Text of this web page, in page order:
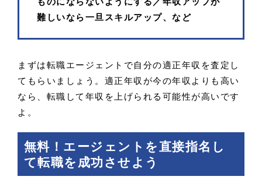
難しいなら一旦スキルアップ、など
まずは転職エージェントで自分の適正年収を査定し
てもらいましょう。適正年収が今の年収よりも高い
なら、転職して年収を上げられる可能性が高いです
よ。
無料！エージェントを直接指名し
て転職を成功させよう